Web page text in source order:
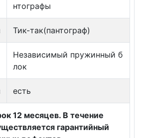
нтографы
Тик-так(пантограф)
Независимый пружинный б
лок
есть
12 месяцев. В течение
гарантийный